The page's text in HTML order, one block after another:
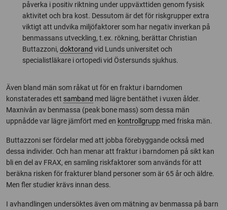
påverka i positiv riktning under uppväxttiden genom fysisk
aktivitet och bra kost. Dessutom är det för riskgrupper extra
viktigt att undvika miljöfaktorer som har negativ inverkan på
benmassans utveckling, t.ex. rökning, berättar Christian
Buttazzoni, doktorand vid Lunds universitet och
specialistläkare i ortopedi vid Östersunds sjukhus.
Även bland män som råkat ut för en fraktur i barndomen
konstaterades ett samband med lägre bentäthet i vuxen ålder.
Maxnivån av benmassa (peak bone mass) som dessa män
uppnådde var lägre jämfört med en kontrollgrupp med friska män.
Buttazzoni ser fördelar med att jobba förebyggande också med
dessa individer. Och han menar att fraktur i barndomen på sikt kan
bli en del av FRAX, en samling riskfaktorer som används för att
beräkna risken för frakturer bland personer som är 65 år och äldre.
Men fler studier krävs innan dess.
I avhandlingen undersöktes även om mätning av benmassa på barn